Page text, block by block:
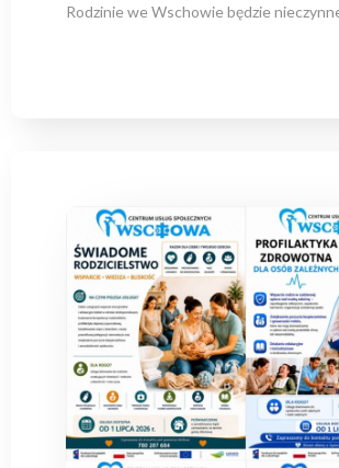
Rodzinie we Wschowie będzie